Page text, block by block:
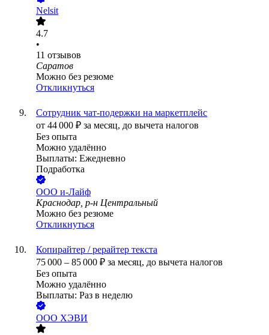
Nelsit
4.7
•
11 отзывов
Саратов
Можно без резюме
Откликнуться
Сотрудник чат-подержки на маркетплейс
от 44 000 ₽ за месяц, до вычета налогов
Без опыта
Можно удалённо
Выплаты: Ежедневно
Подработка
ООО и-Лайф
Краснодар, р-н Центральный
Можно без резюме
Откликнуться
Копирайтер / рерайтер текста
75 000 – 85 000 ₽ за месяц, до вычета налогов
Без опыта
Можно удалённо
Выплаты: Раз в неделю
ООО ХЭВИ